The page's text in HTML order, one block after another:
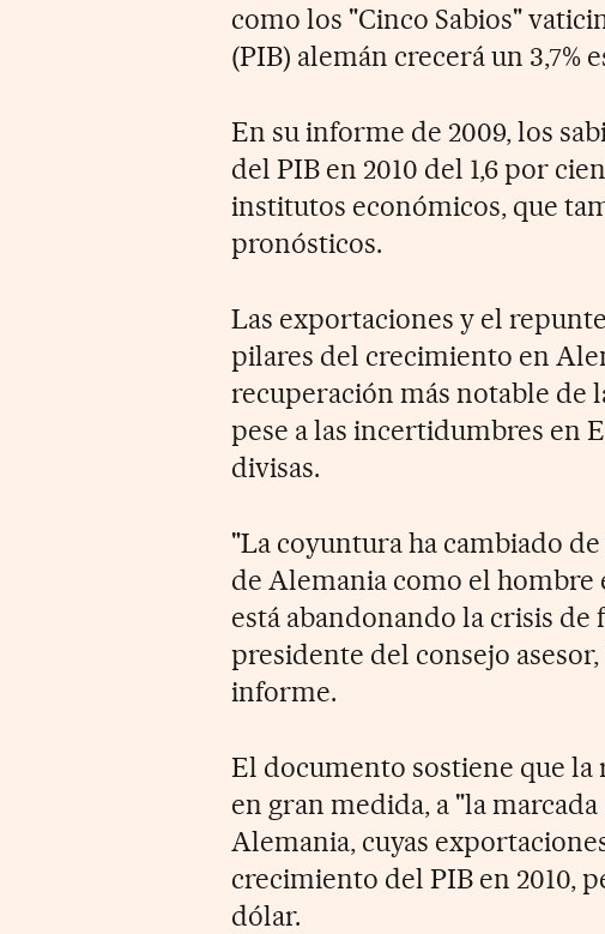
como los "Cinco Sabios"
(PIB) alemán crecerá un 3,7%
En su informe de 2009, los
del PIB en 2010 del 1,6 por
institutos económicos, que
pronósticos.
Las exportaciones y el
pilares del crecimiento en
recuperación más notable de
pese a las incertidumbres en
divisas.
"La coyuntura ha cambiado
de Alemania como el
está abandonando la crisis
presidente del consejo
informe.
El documento sostiene que la
en gran medida, a "la
Alemania, cuyas
crecimiento del PIB en 2010,
dólar.